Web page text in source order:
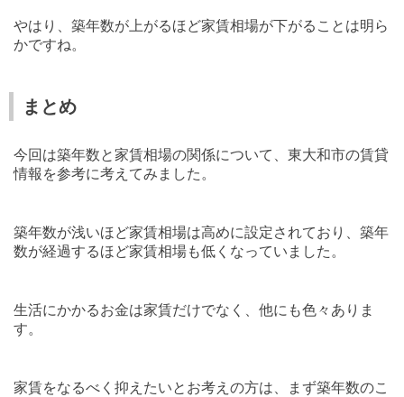
やはり、築年数が上がるほど家賃相場が下がることは明ら
かですね。
まとめ
今回は築年数と家賃相場の関係について、東大和市の賃貸
情報を参考に考えてみました。
築年数が浅いほど家賃相場は高めに設定されており、築年
数が経過するほど家賃相場も低くなっていました。
生活にかかるお金は家賃だけでなく、他にも色々ありま
す。
家賃をなるべく抑えたいとお考えの方は、まず築年数のこ